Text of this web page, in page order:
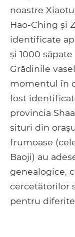
noastre
Hao-Ching și
identificate
și 1000 săpate
Grădinile
momentul în
fost
provincia
situri din
frumoase
Baoji) au
genealogice,
cercetătorilor
pentru